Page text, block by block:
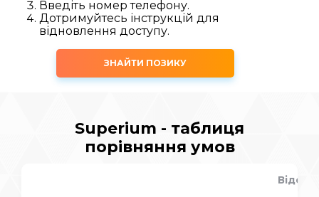
Введіть номер телефону.
Дотримуйтесь інструкцій для
відновлення доступу.
ЗНАЙТИ ПОЗИКУ
Superium - таблиця
порівняння умов